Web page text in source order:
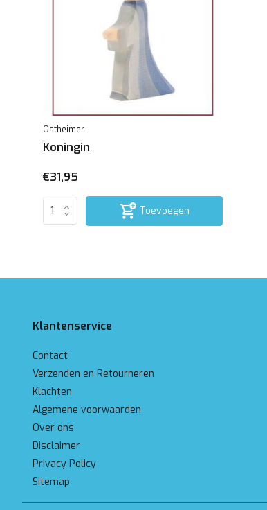
Ostheimer
Koningin
€31,95
Toevoegen
Klantenservice
Contact
Verzenden en Retourneren
Klachten
Algemene voorwaarden
Over ons
Disclaimer
Privacy Policy
Sitemap